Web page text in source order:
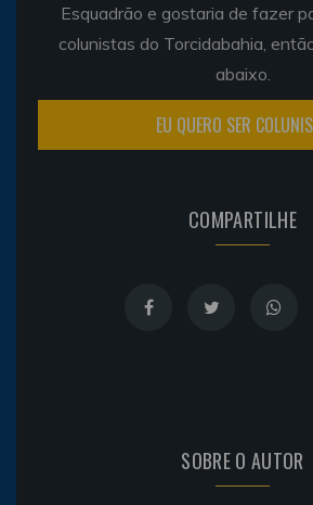
Esquadrão e gostaria de fazer
colunistas do Torcidabahia,
abaixo.
EU QUERO SER
COMPARTILHE
SOBRE O AUTOR